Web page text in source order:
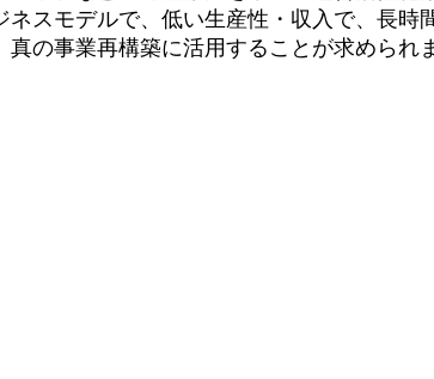
スモデルで、低い生産性・収入で、長時
の事業再構築に活用することが求められ